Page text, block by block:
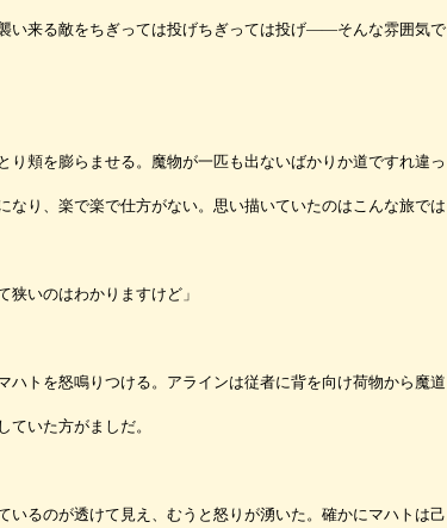
い来る敵をちぎっては投げちぎっては投げ――そんな雰囲気で
頬を膨らませる。魔物が一匹も出ないばかりか道ですれ違っ
なり、楽で楽で仕方がない。思い描いていたのはこんな旅では
狭いのはわかりますけど」
トを怒鳴りつける。アラインは従者に背を向け荷物から魔道
いた方がましだ。
るのが透けて見え、むうと怒りが湧いた。確かにマハトは己